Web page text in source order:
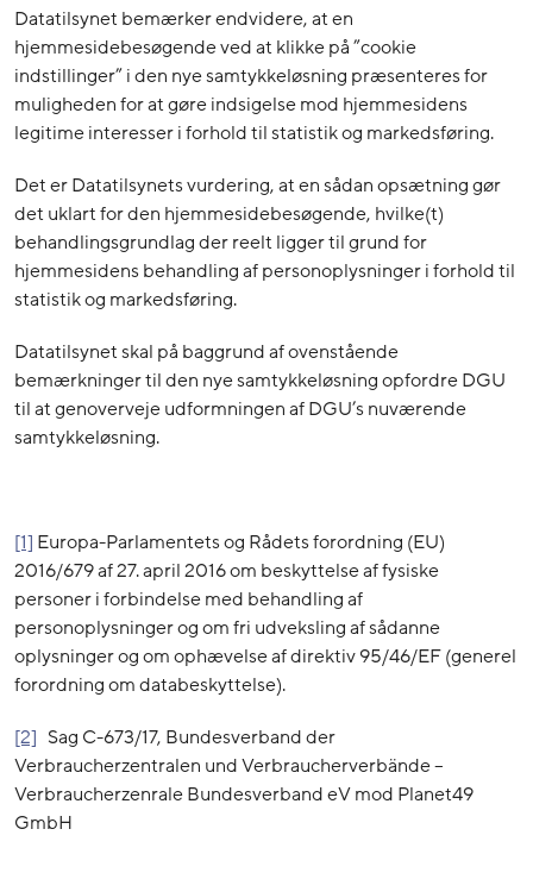
Datatilsynet bemærker endvidere, at en
hjemmesidebesøgende ved at klikke på ”cookie
indstillinger” i den nye samtykkeløsning præsenteres for
muligheden for at gøre indsigelse mod hjemmesidens
legitime interesser i forhold til statistik og markedsføring.
Det er Datatilsynets vurdering, at en sådan opsætning gør
det uklart for den hjemmesidebesøgende, hvilke(t)
behandlingsgrundlag der reelt ligger til grund for
hjemmesidens behandling af personoplysninger i forhold til
statistik og markedsføring.
Datatilsynet skal på baggrund af ovenstående
bemærkninger til den nye samtykkeløsning opfordre DGU
til at genoverveje udformningen af DGU’s nuværende
samtykkeløsning.
[1] Europa-Parlamentets og Rådets forordning (EU)
2016/679 af 27. april 2016 om beskyttelse af fysiske
personer i forbindelse med behandling af
personoplysninger og om fri udveksling af sådanne
oplysninger og om ophævelse af direktiv 95/46/EF (generel
forordning om databeskyttelse).
[2] Sag C-673/17, Bundesverband der
Verbraucherzentralen und Verbraucherverbände –
Verbraucherzenrale Bundesverband eV mod Planet49
GmbH